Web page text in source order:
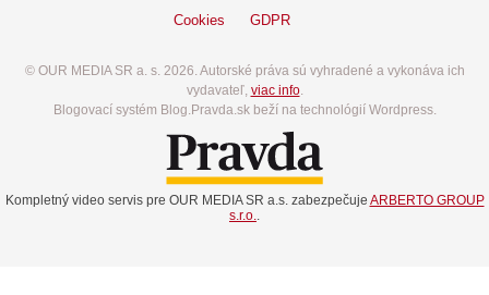
Cookies GDPR
© OUR MEDIA SR a. s. 2026. Autorské práva sú vyhradené a vykonáva ich
vydavateľ, viac info.
Blogovací systém Blog.Pravda.sk beží na technológií Wordpress.
Kompletný video servis pre OUR MEDIA SR a.s. zabezpečuje ARBERTO GROUP
s.r.o..